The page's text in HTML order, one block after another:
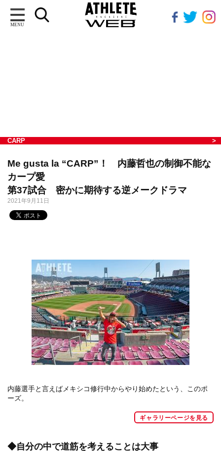
MENU
CARP
Me gusta la “CARP”！ 内藤哲也の制御不能な
カープ愛
第37試合 密かに期待する逆メークドラマ
2021年9月11日
内藤選手と言えばメキシコ修行中からやり始めたという、このポ
ーズ。
ギャラリーページを見る
◆自分の中で道筋を考えることは大事